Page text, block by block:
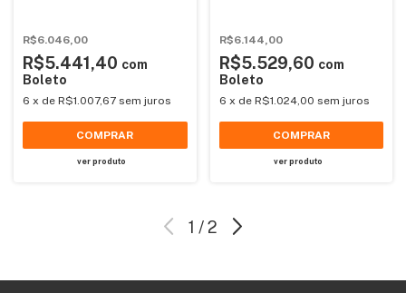
(Plataforma 60x60cm)
R$6.046,00
R$5.441,40 com
Boleto
6 x de R$1.007,67 sem juros
COMPRAR
ver produto
R$6.144,00
R$5.529,60 com
Boleto
6 x de R$1.024,00 sem juros
COMPRAR
ver produto
1 /2